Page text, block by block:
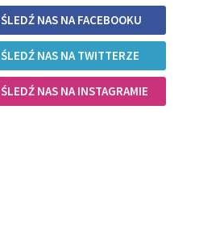
ŚLEDŹ NAS NA FACEBOOKU
ŚLEDŹ NAS NA TWITTERZE
ŚLEDŹ NAS NA INSTAGRAMIE